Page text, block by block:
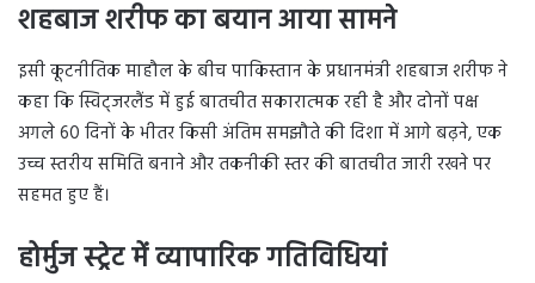
शहबाज शरीफ का बयान आया सामने
इसी कूटनीतिक माहौल के बीच पाकिस्तान के प्रधानमंत्री शहबाज शरीफ ने
कहा कि स्विट्जरलैंड में हुई बातचीत सकारात्मक रही है और दोनों पक्ष
अगले 60 दिनों के भीतर किसी अंतिम समझौते की दिशा में आगे बढ़ने, एक
उच्च स्तरीय समिति बनाने और तकनीकी स्तर की बातचीत जारी रखने पर
सहमत हुए हैं।
होर्मुज स्ट्रेट में व्यापारिक गतिविधियां